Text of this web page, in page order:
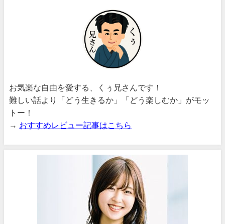
お気楽な自由を愛する、くぅ兄さんです！
難しい話より「どう生きるか」「どう楽しむか」がモッ
トー！
→ おすすめレビュー記事はこちら